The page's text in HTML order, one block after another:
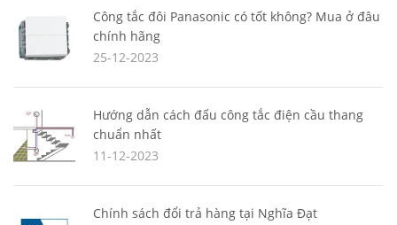
Công tắc đôi Panasonic có tốt không? Mua ở đâu
chính hãng
25-12-2023
Hướng dẫn cách đấu công tắc điện cầu thang
chuẩn nhất
11-12-2023
Chính sách đổi trả hàng tại Nghĩa Đạt